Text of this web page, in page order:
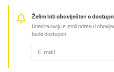
Želim biti obaviješten o
Unesite svoju e-mail adresu i
bude dostupan.